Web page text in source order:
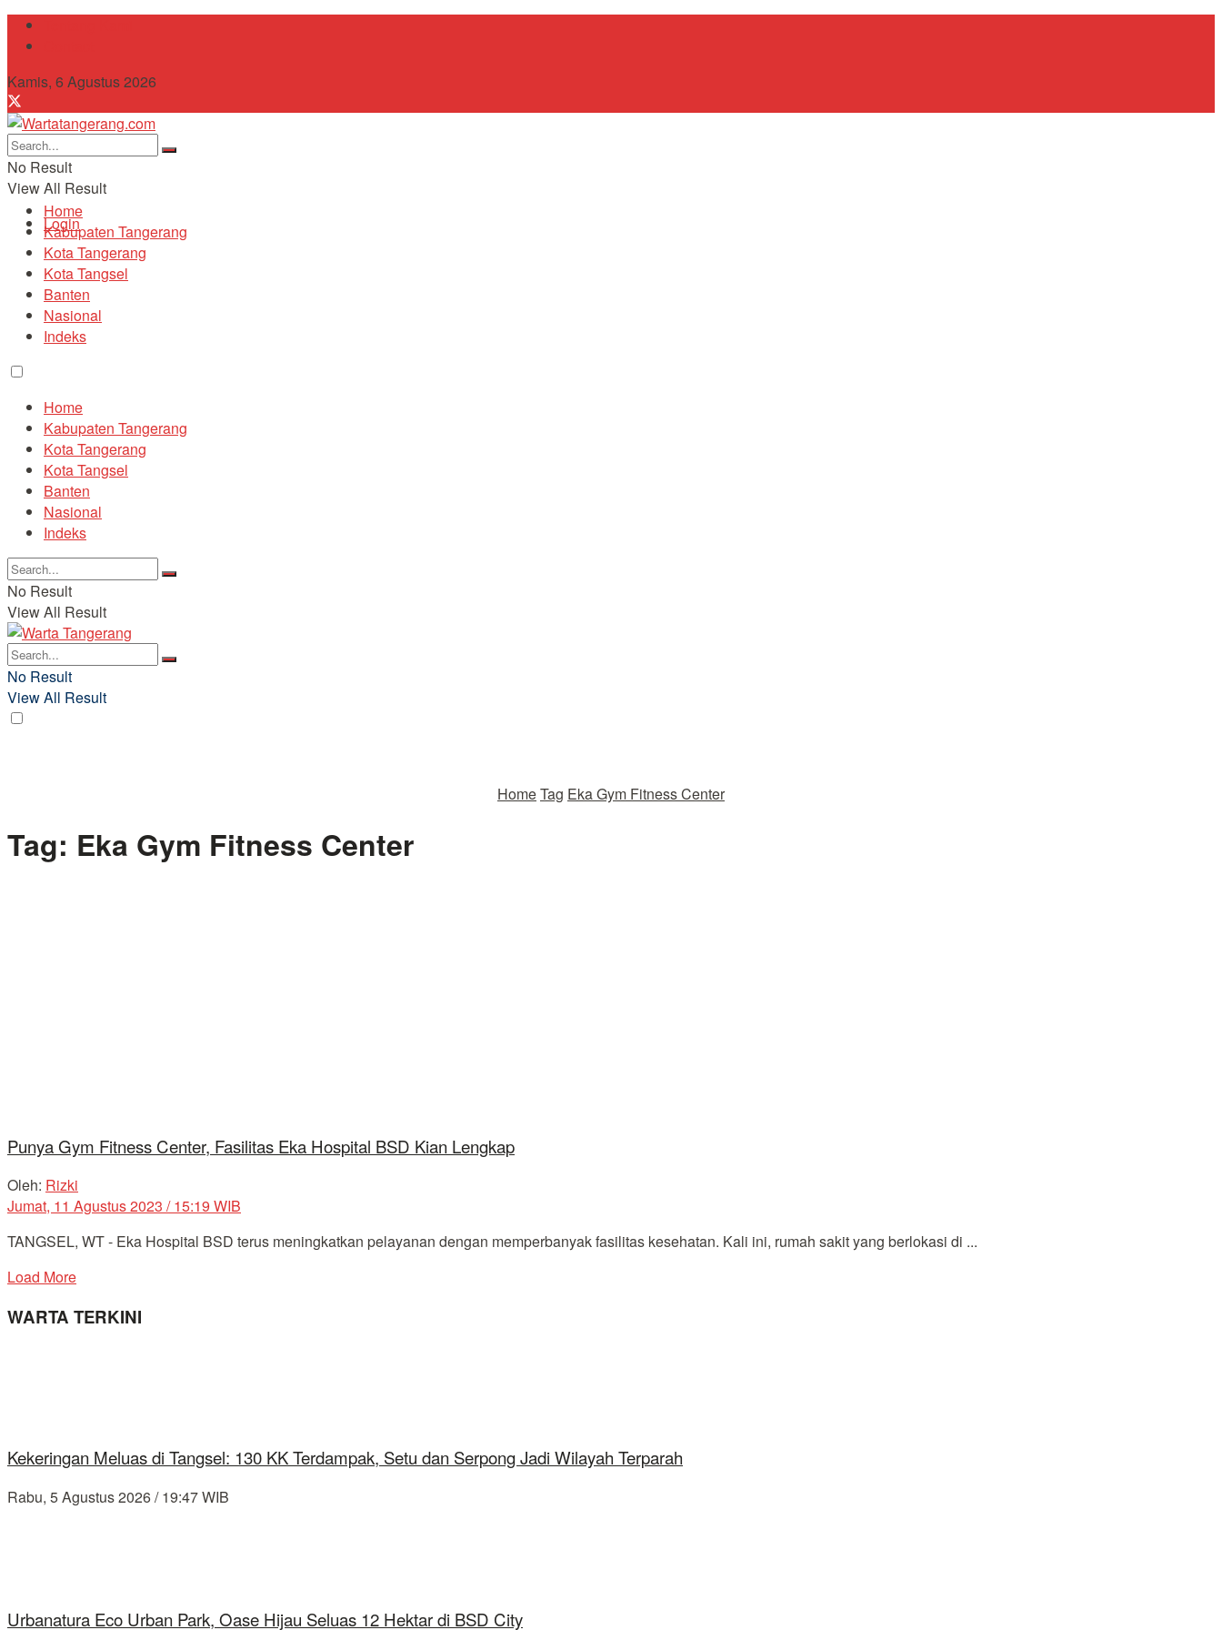
Kamis, 6 Agustus 2026
No Result
View All Result
Login
Home
Kabupaten Tangerang
Kota Tangerang
Kota Tangsel
Banten
Nasional
Indeks
Home
Kabupaten Tangerang
Kota Tangerang
Kota Tangsel
Banten
Nasional
Indeks
No Result
View All Result
No Result
View All Result
HomeTag Eka Gym Fitness Center
Tag: Eka Gym Fitness Center
Punya Gym Fitness Center, Fasilitas Eka Hospital BSD Kian Lengkap
Oleh: Rizki
Jumat, 11 Agustus 2023 / 15:19 WIB
TANGSEL, WT - Eka Hospital BSD terus meningkatkan pelayanan dengan memperbanyak fasilitas kesehatan. Kali ini, rumah sakit yang berlokasi di ...
Load More
WARTA TERKINI
Kekeringan Meluas di Tangsel: 130 KK Terdampak, Setu dan Serpong Jadi Wilayah Terparah
Rabu, 5 Agustus 2026 / 19:47 WIB
Urbanatura Eco Urban Park, Oase Hijau Seluas 12 Hektar di BSD City